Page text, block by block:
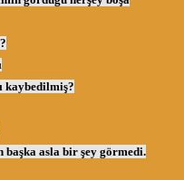
kaybedilmiş?
başka asla bir şey görmedi.